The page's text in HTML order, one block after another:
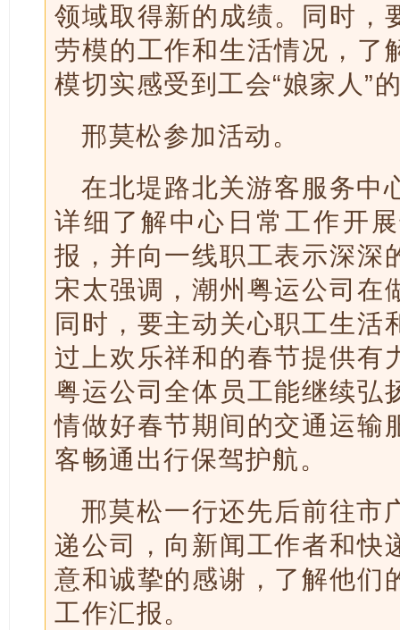
领域取得新的成绩。同时，
劳模的工作和生活情况，了
模切实感受到工会“娘家人”
邢莫松参加活动。
在北堤路北关游客服务中
详细了解中心日常工作开
报，并向一线职工表示深深
宋太强调，潮州粤运公司在
同时，要主动关心职工生活
过上欢乐祥和的春节提供有
粤运公司全体员工能继续弘
情做好春节期间的交通运输
客畅通出行保驾护航。
邢莫松一行还先后前往市
递公司，向新闻工作者和快
意和诚挚的感谢，了解他们
工作汇报。